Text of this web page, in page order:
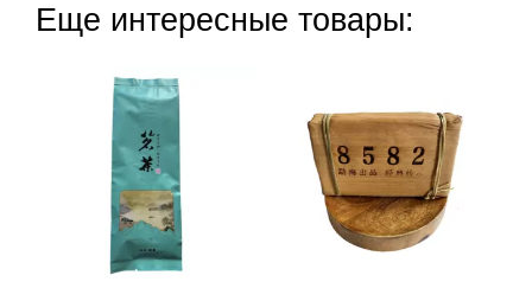
Еще интересные товары: